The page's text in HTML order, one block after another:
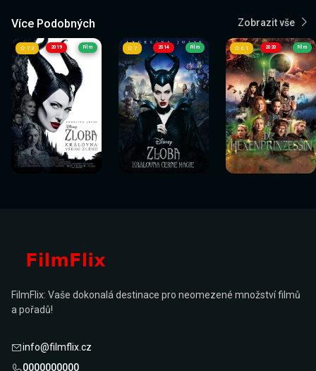
Více Podobných Zobrazit vše
2019
Sledovat
nyní
7.3 Film
Sledovat
nyní
2014
Sledovat
nyní
7 Film
Sledovat
nyní
2020
Sledovat
nyní
6.1 Film
Sledovat
nyní
FilmFlix: Vaše dokonalá destinace pro neomezené množství filmů
a pořadů!
info@filmflix.cz
0000000000